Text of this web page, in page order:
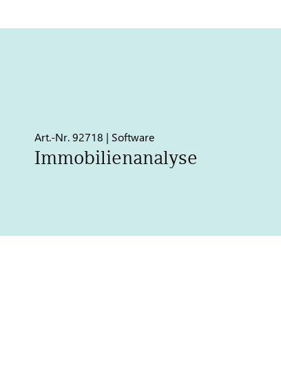
Art.-Nr. 92718 | Software
Immobilienanalyse